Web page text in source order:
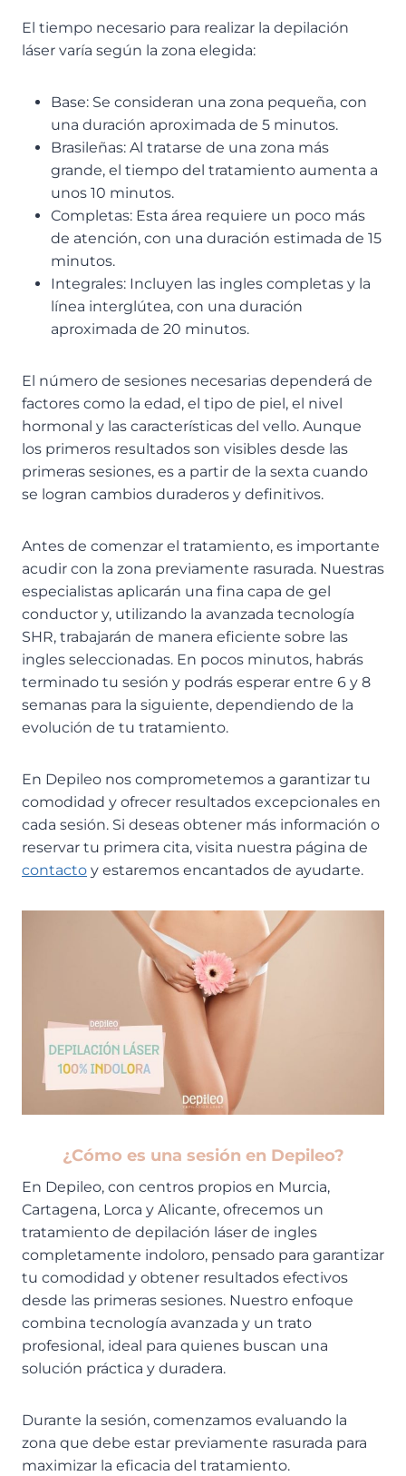
El tiempo necesario para realizar la depilación
láser varía según la zona elegida:
Base: Se consideran una zona pequeña, con
una duración aproximada de 5 minutos.
Brasileñas: Al tratarse de una zona más
grande, el tiempo del tratamiento aumenta a
unos 10 minutos.
Completas: Esta área requiere un poco más
de atención, con una duración estimada de 15
minutos.
Integrales: Incluyen las ingles completas y la
línea interglútea, con una duración
aproximada de 20 minutos.
El número de sesiones necesarias dependerá de
factores como la edad, el tipo de piel, el nivel
hormonal y las características del vello. Aunque
los primeros resultados son visibles desde las
primeras sesiones, es a partir de la sexta cuando
se logran cambios duraderos y definitivos.
Antes de comenzar el tratamiento, es importante
acudir con la zona previamente rasurada. Nuestras
especialistas aplicarán una fina capa de gel
conductor y, utilizando la avanzada tecnología
SHR, trabajarán de manera eficiente sobre las
ingles seleccionadas. En pocos minutos, habrás
terminado tu sesión y podrás esperar entre 6 y 8
semanas para la siguiente, dependiendo de la
evolución de tu tratamiento.
En Depileo nos comprometemos a garantizar tu
comodidad y ofrecer resultados excepcionales en
cada sesión. Si deseas obtener más información o
reservar tu primera cita, visita nuestra página de
contacto y estaremos encantados de ayudarte.
¿Cómo es una sesión en Depileo?
En Depileo, con centros propios en Murcia,
Cartagena, Lorca y Alicante, ofrecemos un
tratamiento de depilación láser de ingles
completamente indoloro, pensado para garantizar
tu comodidad y obtener resultados efectivos
desde las primeras sesiones. Nuestro enfoque
combina tecnología avanzada y un trato
profesional, ideal para quienes buscan una
solución práctica y duradera.
Durante la sesión, comenzamos evaluando la
zona que debe estar previamente rasurada para
maximizar la eficacia del tratamiento.